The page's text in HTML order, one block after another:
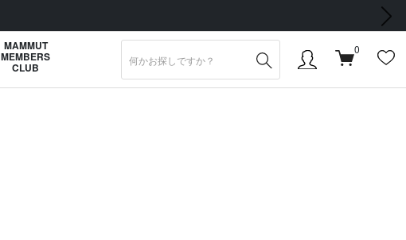
次の画像
MAMMUT
MEMBERS
CLUB
0